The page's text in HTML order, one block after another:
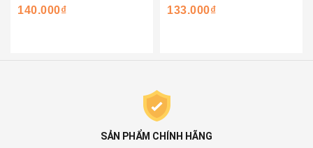
140.000₫ 133.000₫
SẢN PHẨM CHÍNH HÃNG